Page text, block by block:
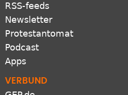
RSS-feeds
Newsletter
Protestantomat
Podcast
Apps
VERBUND